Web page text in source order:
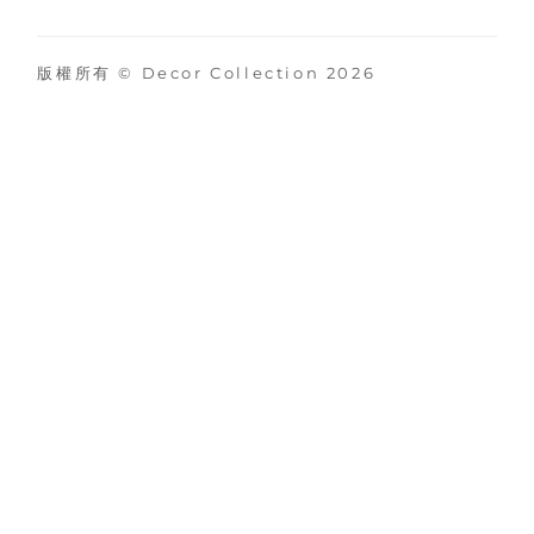
版權所有 © Decor Collection 2026